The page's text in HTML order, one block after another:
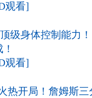
观看]
级身体控制能力
观看]
热开局！詹姆斯